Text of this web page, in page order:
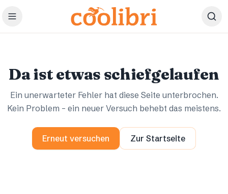
Zum Hauptinhalt springen
Da ist etwas schiefgelaufen
Ein unerwarteter Fehler hat diese Seite unterbrochen.
Kein Problem – ein neuer Versuch behebt das meistens.
Erneut versuchen Zur Startseite